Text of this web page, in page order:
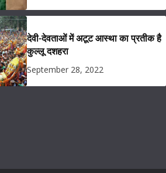
देवी-देवताओं में अटूट आस्था का प्रतीक है
कुल्लू दशहरा
September 28, 2022